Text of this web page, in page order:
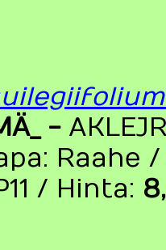
-
Raahe
/ Hinta: